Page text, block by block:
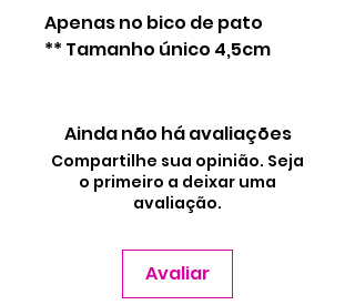
Apenas no bico de pato
** Tamanho único 4,5cm
Ainda não há avaliações
Compartilhe sua opinião. Seja
o primeiro a deixar uma
avaliação.
Avaliar